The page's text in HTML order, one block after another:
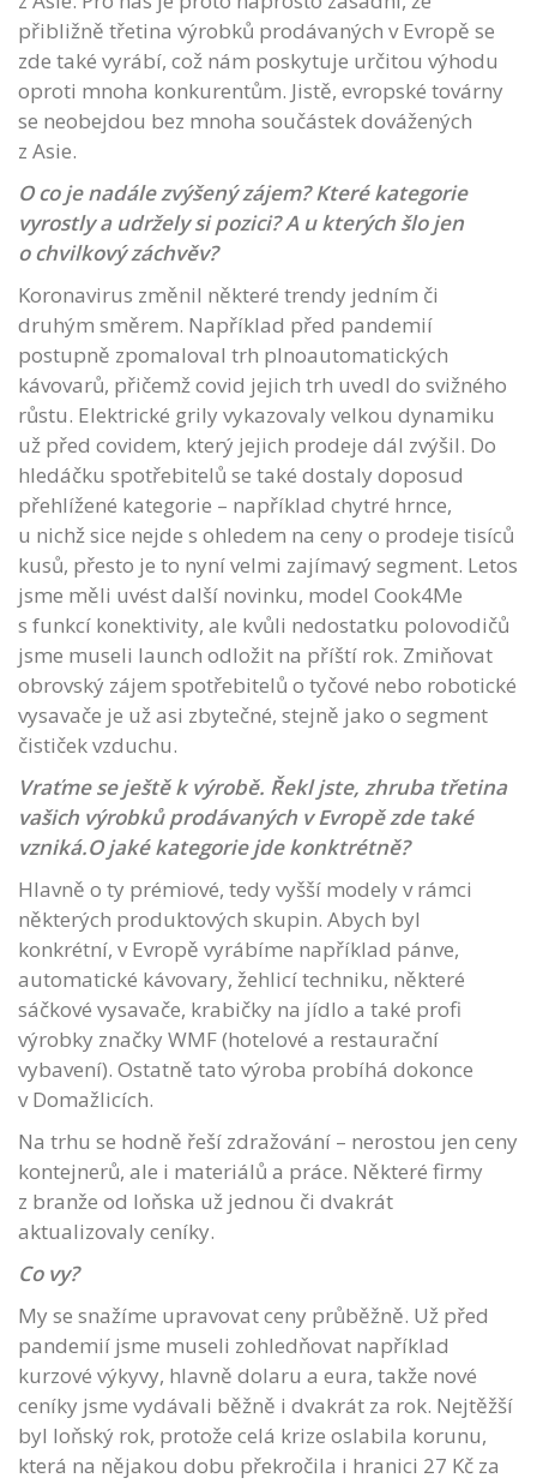
přibližně třetina výrobků prodávaných v Evropě se
zde také vyrábí, což nám poskytuje určitou výhodu
oproti mnoha konkurentům. Jistě, evropské továrny
se neobejdou bez mnoha součástek dovážených
z Asie.
O co je nadále zvýšený zájem? Které kategorie
vyrostly a udržely si pozici? A u kterých šlo jen
o chvilkový záchvěv?
Koronavirus změnil některé trendy jedním či
druhým směrem. Například před pandemií
postupně zpomaloval trh plnoautomatických
kávovarů, přičemž covid jejich trh uvedl do svižného
růstu. Elektrické grily vykazovaly velkou dynamiku
už před covidem, který jejich prodeje dál zvýšil. Do
hledáčku spotřebitelů se také dostaly doposud
přehlížené kategorie – například chytré hrnce,
u nichž sice nejde s ohledem na ceny o prodeje tisíců
kusů, přesto je to nyní velmi zajímavý segment. Letos
jsme měli uvést další novinku, model Cook4Me
s funkcí konektivity, ale kvůli nedostatku polovodičů
jsme museli launch odložit na příští rok. Zmiňovat
obrovský zájem spotřebitelů o tyčové nebo robotické
vysavače je už asi zbytečné, stejně jako o segment
čističek vzduchu.
Vraťme se ještě k výrobě. Řekl jste, zhruba třetina
vašich výrobků prodávaných v Evropě zde také
vzniká.O jaké kategorie jde konktrétně?
Hlavně o ty prémiové, tedy vyšší modely v rámci
některých produktových skupin. Abych byl
konkrétní, v Evropě vyrábíme například pánve,
automatické kávovary, žehlicí techniku, některé
sáčkové vysavače, krabičky na jídlo a také profi
výrobky značky WMF (hotelové a restaurační
vybavení). Ostatně tato výroba probíhá dokonce
v Domažlicích.
Na trhu se hodně řeší zdražování – nerostou jen ceny
kontejnerů, ale i materiálů a práce. Některé firmy
z branže od loňska už jednou či dvakrát
aktualizovaly ceníky.
Co vy?
My se snažíme upravovat ceny průběžně. Už před
pandemií jsme museli zohledňovat například
kurzové výkyvy, hlavně dolaru a eura, takže nové
ceníky jsme vydávali běžně i dvakrát za rok. Nejtěžší
byl loňský rok, protože celá krize oslabila korunu,
která na nějakou dobu překročila i hranici 27 Kč za